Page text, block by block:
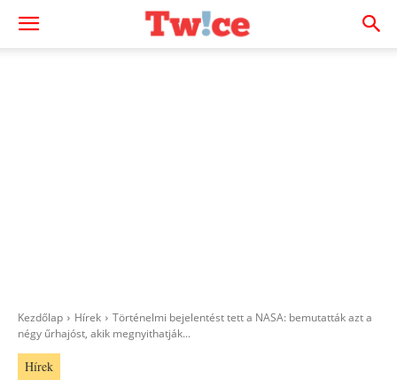
Kezdőlap Hírek
Történelmi bejelentést tett a NASA: bemutatták azt a
négy űrhajóst, akik megnyithatják...
Hírek